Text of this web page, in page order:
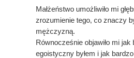
Małżeństwo umożliwiło mi
zrozumienie tego, co znaczy
mężczyzną.
Równocześnie objawiło mi jak
egoistyczny byłem i jak